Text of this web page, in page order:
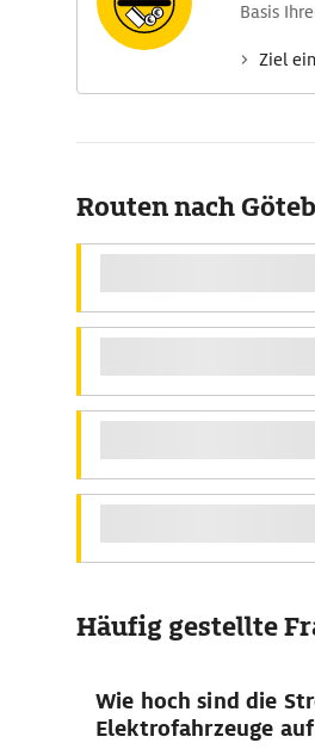
Basis
Ziel
Routen nach
Häufig gestellte
Wie hoch sind die
Elektrofahrzeuge